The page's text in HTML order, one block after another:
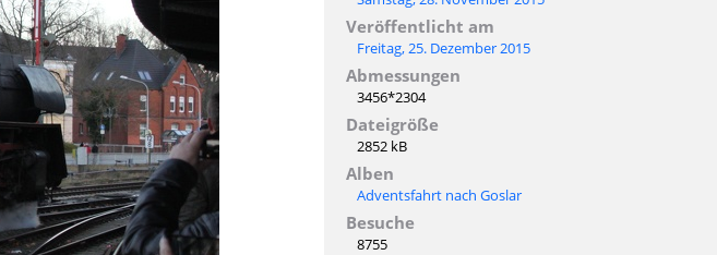
Veröffentlicht am
Freitag, 25. Dezember 2015
Abmessungen
3456*2304
Dateigröße
2852 kB
Alben
Adventsfahrt nach Goslar
Besuche
8755